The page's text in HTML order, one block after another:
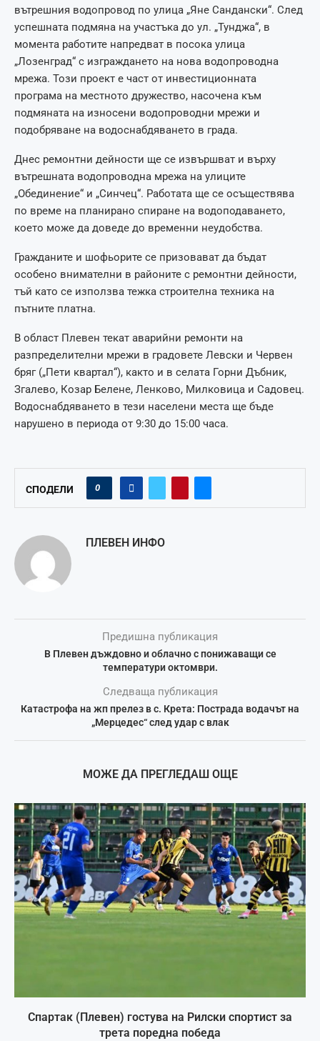
вътрешния водопровод по улица „Яне Сандански“. След
успешната подмяна на участъка до ул. „Тунджа“, в
момента работите напредват в посока улица
„Лозенград“ с изграждането на нова водопроводна
мрежа. Този проект е част от инвестиционната
програма на местното дружество, насочена към
подмяната на износени водопроводни мрежи и
подобряване на водоснабдяването в града.
Днес ремонтни дейности ще се извършват и върху
вътрешната водопроводна мрежа на улиците
„Обединение“ и „Синчец“. Работата ще се осъществява
по време на планирано спиране на водоподаването,
което може да доведе до временни неудобства.
Гражданите и шофьорите се призовават да бъдат
особено внимателни в районите с ремонтни дейности,
тъй като се използва тежка строителна техника на
пътните платна.
В област Плевен текат аварийни ремонти на
разпределителни мрежи в градовете Левски и Червен
бряг („Пети квартал“), както и в селата Горни Дъбник,
Згалево, Козар Белене, Ленково, Милковица и Садовец.
Водоснабдяването в тези населени места ще бъде
нарушено в периода от 9:30 до 15:00 часа.
СПОДЕЛИ 0
ПЛЕВЕН ИНФО
Предишна публикация
В Плевен дъждовно и облачно с понижаващи се
температури октомври.
Следваща публикация
Катастрофа на жп прелез в с. Крета: Пострада водачът на
„Мерцедес“ след удар с влак
МОЖЕ ДА ПРЕГЛЕДАШ ОЩЕ
Спартак (Плевен) гостува на Рилски спортист за
трета поредна победа